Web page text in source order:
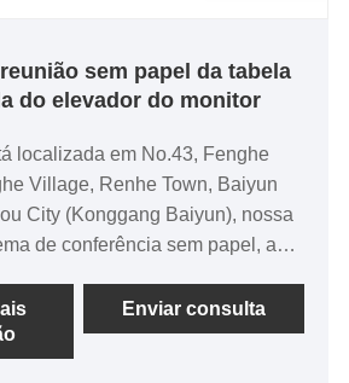
sem papel da tabela
do elevador do monitor
localizada em No.43, Fenghe
Village, Renhe Town, Baiyun
City (Konggang Baiyun), nossa
de conferência sem papel, a
de servidor de
conferência sem papel. Como
e controle do sistema, os
Enviar consulta